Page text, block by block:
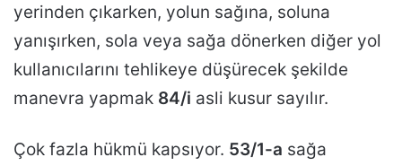
yerinden çıkarken, yolun sağına, soluna
yanışırken, sola veya sağa dönerken diğer yol
kullanıcılarını tehlikeye düşürecek şekilde
manevra yapmak 84/i asli kusur sayılır.
Çok fazla hükmü kapsıyor. 53/1-a sağa